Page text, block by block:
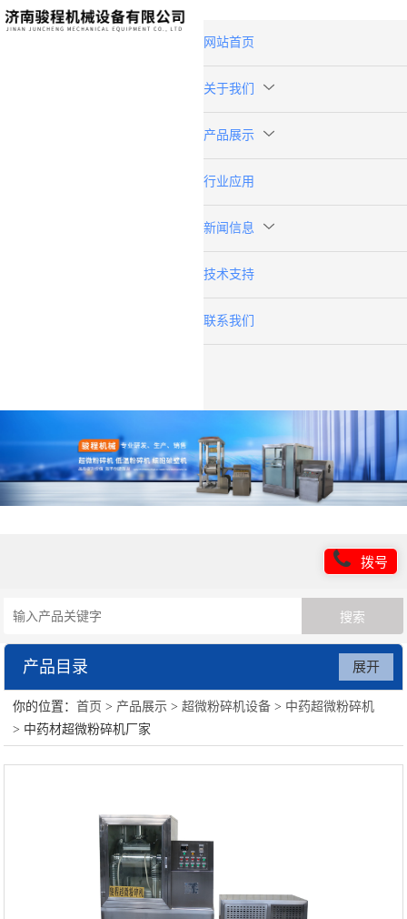
网站首页
关于我们
产品展示
行业应用
新闻信息
技术支持
联系我们
拨号
产品目录
超微粉碎机设备
细胞破壁机设备
中药微粉机设备
展开
你的位置：首页 > 产品展示 >超微粉碎机设备 > 中药超微粉碎机
> 中药材超微粉碎机厂家